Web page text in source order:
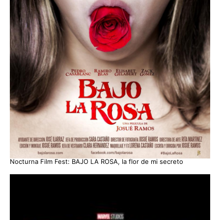
Nocturna Film Fest: BAJO LA ROSA, la flor de mi secreto